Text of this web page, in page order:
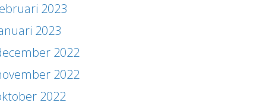
2023
2023
2022
2022
2022